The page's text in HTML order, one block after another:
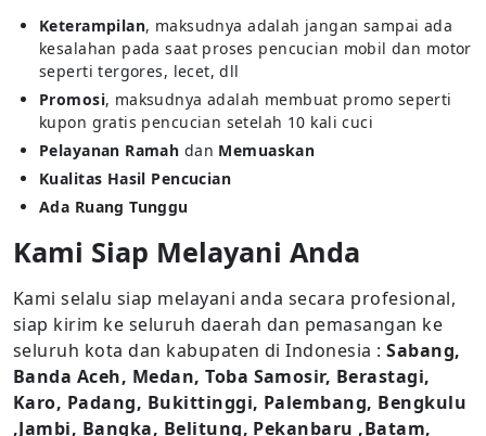
Keterampilan, maksudnya adalah jangan sampai ada
kesalahan pada saat proses pencucian mobil dan motor
seperti tergores, lecet, dll
Promosi, maksudnya adalah membuat promo seperti
kupon gratis pencucian setelah 10 kali cuci
Pelayanan Ramah dan Memuaskan
Kualitas Hasil Pencucian
Ada Ruang Tunggu
Kami Siap Melayani Anda
Kami selalu siap melayani anda secara profesional,
siap kirim ke seluruh daerah dan pemasangan ke
seluruh kota dan kabupaten di Indonesia :Sabang,
Banda Aceh, Medan, Toba Samosir, Berastagi,
Karo, Padang, Bukittinggi, Palembang, Bengkulu
,Jambi, Bangka, Belitung, Pekanbaru ,Batam,